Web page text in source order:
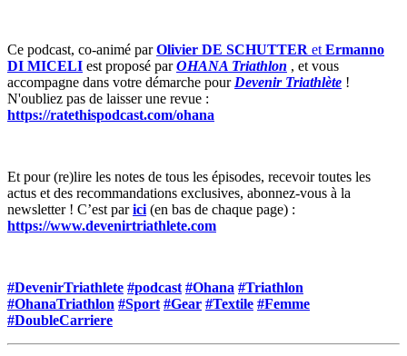
Ce podcast, co-animé parOlivier DE SCHUTTER et Ermanno
DI MICELI est proposé parOHANA Triathlon , et vous
accompagne dans votre démarche pour Devenir Triathlète !
N'oubliez pas de laisser une revue :
https://ratethispodcast.com/ohana
Et pour (re)lire les notes de tous les épisodes, recevoir toutes les
actus et des recommandations exclusives, abonnez-vous à la
newsletter ! C’est parici (en bas de chaque page) :
https://www.devenirtriathlete.com
#DevenirTriathlete #podcast #Ohana #Triathlon
#OhanaTriathlon #Sport #Gear #Textile #Femme
#DoubleCarriere